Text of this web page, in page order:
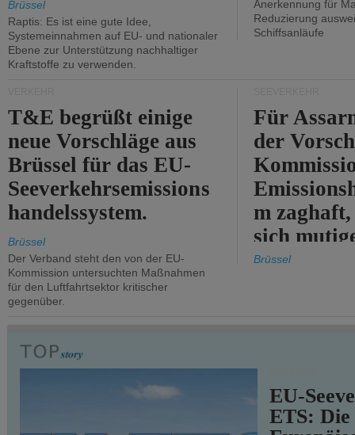
folgen.
Brüssel
Raptis: Es ist eine gute Idee,
Systemeinnahmen auf EU- und nationaler
Ebene zur Unterstützung nachhaltiger
Kraftstoffe zu verwenden.
Anerkennung für
Reduzierung
Schiffsanläufe
T&E begrüßt einige
neue Vorschläge aus
Brüssel für das EU-
Seeverkehrsemissions
handelssystem.
Brüssel
Der Verband steht den von der EU-
Kommission untersuchten Maßnahmen
für den Luftfahrtsektor kritischer
gegenüber.
Für
der
m
sich
Brüssel
EU-
ETS: Die